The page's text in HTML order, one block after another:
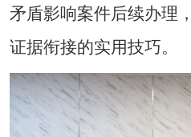
矛盾影响案件后续办理
证据衔接的实用技巧。